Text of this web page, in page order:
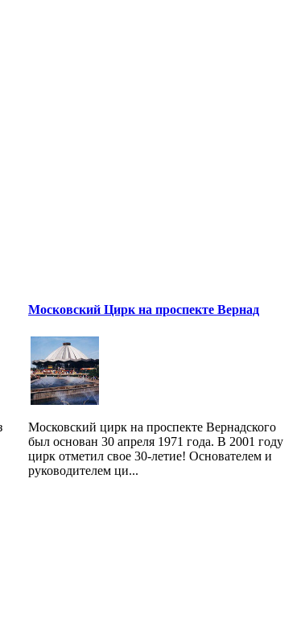
Московский Цирк на проспекте Вернад
Московский цирк на проспекте Вернадского
был основан 30 апреля 1971 года. В 2001 году
цирк отметил свое 30-летие! Основателем и
руководителем ци...